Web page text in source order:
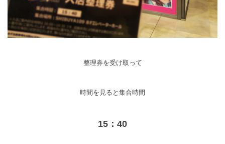
整理券を受け取って
時間を見ると集合時間
15：40